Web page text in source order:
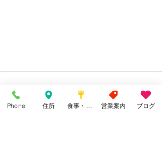
Phone 住所 営業案内 ブログ